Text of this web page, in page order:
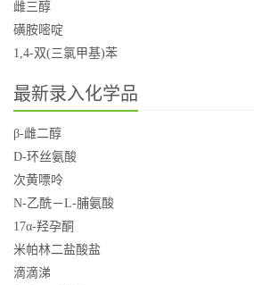
雌三醇
磺胺嘧啶
1,4-双(三氯甲基)苯
最新录入化学品
β-雌二醇
D-环丝氨酸
次黄嘌呤
N-乙酰－L-脯氨酸
17α-羟孕酮
米帕林二盐酸盐
滴滴涕